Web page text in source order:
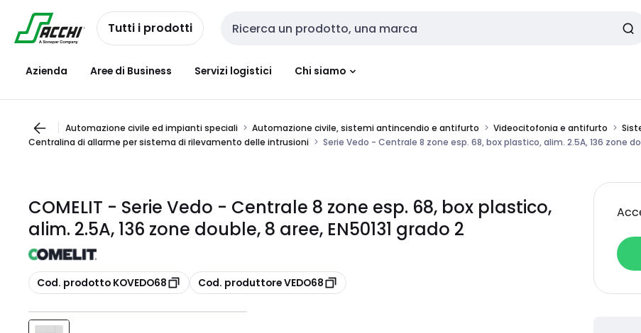
navigazione
Salta al
contenutoTutti i prodotti Cerca input
Azienda Aree di Business Servizi logistici Chi siamo
Automazione civile ed impianti speciali Automazione civile, sistemi antincendio e antifurto Videocitofonia e antifurto
Centralina di allarme per sistema di rilevamento delle intrusioni
Serie Vedo - Centrale 8 zone esp. 68, box plastico, alim. 2.5A, 136 zone
COMELIT - Serie Vedo - Centrale 8 zone esp. 68, box plastico,
alim. 2.5A, 136 zone double, 8 aree, EN50131 grado 2
copia
Cod. prodotto KOVEDO68 copia
Cod. produttore VEDO68